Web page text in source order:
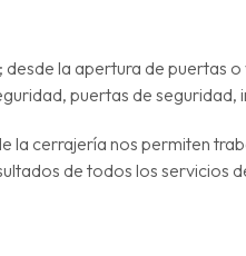
; desde la apertura de puertas
puertas de seguridad,
la cerrajería nos permiten
de todos los servicios